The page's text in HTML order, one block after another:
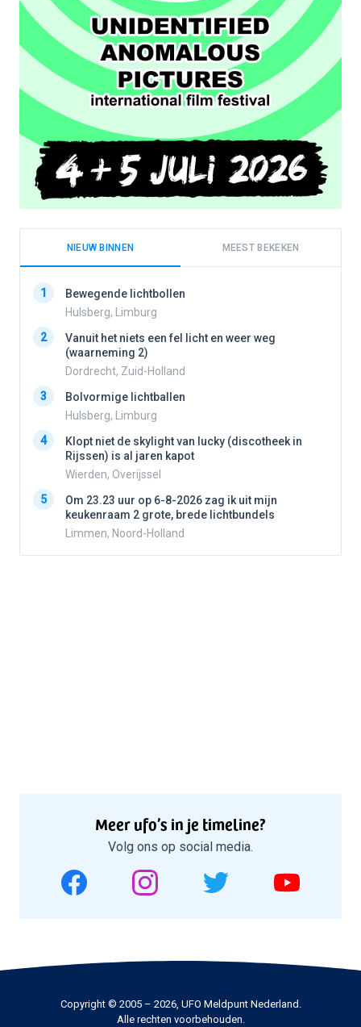
NIEUW BINNEN MEEST BEKEKEN
1
Bewegende lichtbollen
Hulsberg, Limburg
2
Vanuit het niets een fel licht en weer weg
(waarneming 2)
Dordrecht, Zuid-Holland
3
Bolvormige lichtballen
Hulsberg, Limburg
4
Klopt niet de skylight van lucky (discotheek in
Rijssen) is al jaren kapot
Wierden, Overijssel
5
Om 23.23 uur op 6-8-2026 zag ik uit mijn
keukenraam 2 grote, brede lichtbundels
Limmen, Noord-Holland
Meer ufo’s in je timeline?
Volg ons op social media.
Copyright © 2005 – 2026, UFO Meldpunt Nederland.
Alle rechten voorbehouden.